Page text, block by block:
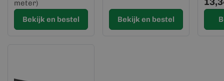
meter)
Bekijk en bestel
Bekijk en bestel